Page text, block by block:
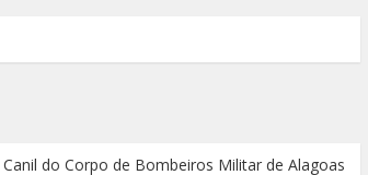
do Corpo de Bombeiros Militar de Alagoas